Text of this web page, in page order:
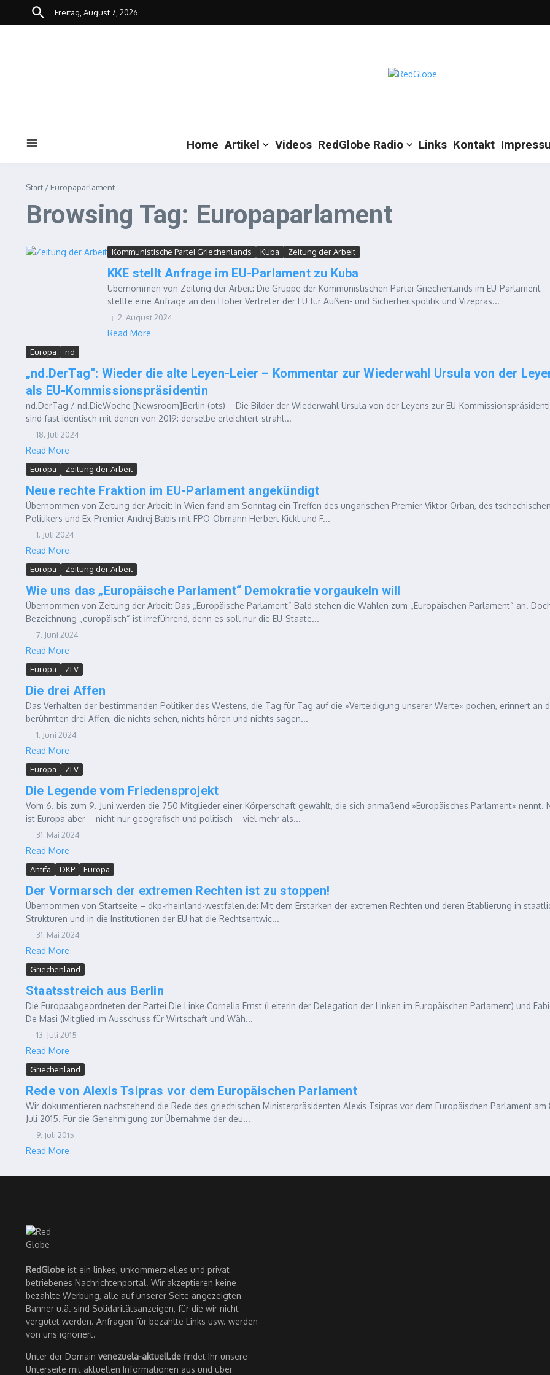
Zum Inhalt springen
Freitag, August 7, 2026
Home Artikel Videos RedGlobe Radio Links Kontakt
Start / Europaparlament
Browsing Tag: Europaparlament
Kommunistische Partei Griechenlands Kuba Zeitung der Arbeit
KKE stellt Anfrage im EU-Parlament zu Kuba
Übernommen von Zeitung der Arbeit: Die Gruppe der Kommunistischen Partei Griechenlands im EU-Parlament
stellte eine Anfrage an den Hoher Vertreter der EU für Außen- und Sicherheitspolitik und Vizepräs...
2. August 2024
Read More
Europa nd
„nd.DerTag“: Wieder die alte Leyen-Leier – Kommentar zur Wiederwahl Ursula von der
als EU-Kommissionspräsidentin
nd.DerTag / nd.DieWoche [Newsroom]Berlin (ots) – Die Bilder der Wiederwahl Ursula von der Leyens zur EU-
sind fast identisch mit denen von 2019: derselbe erleichtert-strahl...
18. Juli 2024
Read More
Europa Zeitung der Arbeit
Neue rechte Fraktion im EU-Parlament angekündigt
Übernommen von Zeitung der Arbeit: In Wien fand am Sonntag ein Treffen des ungarischen Premier Viktor Orban, des tschechischen
Politikers und Ex-Premier Andrej Babis mit FPÖ-Obmann Herbert Kickl und F...
1. Juli 2024
Read More
Europa Zeitung der Arbeit
Wie uns das „Europäische Parlament“ Demokratie vorgaukeln will
Übernommen von Zeitung der Arbeit: Das „Europäische Parlament“ Bald stehen die Wahlen zum „Europäischen Parlament“ an.
Bezeichnung „europäisch“ ist irreführend, denn es soll nur die EU-Staate...
7. Juni 2024
Read More
Europa ZLV
Die drei Affen
Das Verhalten der bestimmenden Politiker des Westens, die Tag für Tag auf die »Verteidigung unserer Werte« pochen, erinnert an
berühmten drei Affen, die nichts sehen, nichts hören und nichts sagen...
1. Juni 2024
Read More
Europa ZLV
Die Legende vom Friedensprojekt
Vom 6. bis zum 9. Juni werden die 750 Mitglieder einer Körperschaft gewählt, die sich anmaßend »Europäisches Parlament« nennt.
ist Europa aber – nicht nur geografisch und politisch – viel mehr als...
31. Mai 2024
Read More
Antifa DKP Europa
Der Vormarsch der extremen Rechten ist zu stoppen!
Übernommen von Startseite – dkp-rheinland-westfalen.de: Mit dem Erstarken der extremen Rechten und deren Etablierung in
Strukturen und in die Institutionen der EU hat die Rechtsentwic...
31. Mai 2024
Read More
Griechenland
Staatsstreich aus Berlin
Die Europaabgeordneten der Partei Die Linke Cornelia Ernst (Leiterin der Delegation der Linken im Europäischen Parlament) und
De Masi (Mitglied im Ausschuss für Wirtschaft und Wäh...
13. Juli 2015
Read More
Griechenland
Rede von Alexis Tsipras vor dem Europäischen Parlament
Wir dokumentieren nachstehend die Rede des griechischen Ministerpräsidenten Alexis Tsipras vor dem Europäischen Parlament am
Juli 2015. Für die Genehmigung zur Übernahme der deu...
9. Juli 2015
Read More
RedGlobe ist ein linkes, unkommerzielles und privat
betriebenes Nachrichtenportal. Wir akzeptieren keine
bezahlte Werbung, alle auf unserer Seite angezeigten
Banner u.ä. sind Solidaritätsanzeigen, für die wir nicht
vergütet werden. Anfragen für bezahlte Links usw. werden
von uns ignoriert.
Unter der Domain venezuela-aktuell.de findet Ihr unsere
Unterseite mit aktuellen Informationen aus und über